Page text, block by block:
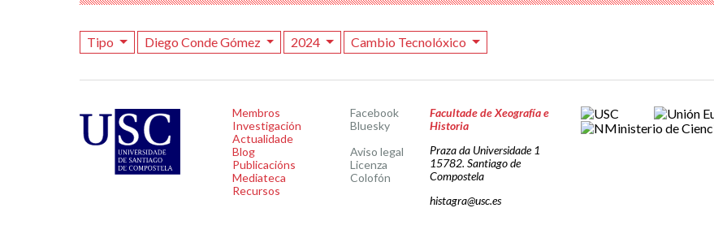
Tipo Diego Conde Gómez 2024 Cambio Tecnolóxico
Membros
Investigación
Actualidade
Blog
Publicacións
Mediateca
Recursos
Facebook
Bluesky
Aviso legal
Licenza
Colofón
Facultade de Xeografía e
Historia
Praza da Universidade 1
15782. Santiago de
Compostela
histagra@usc.es